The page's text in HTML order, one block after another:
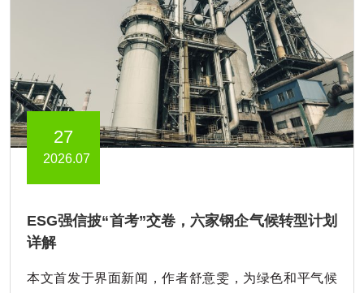
27
2026.07
ESG强信披“首考”交卷，六家钢企气候转型计划
详解
本文首发于界面新闻，作者舒意雯，为绿色和平气候